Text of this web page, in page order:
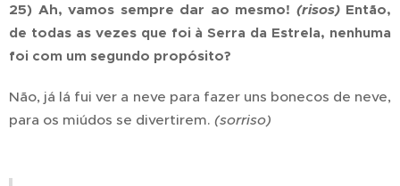
25) Ah, vamos sempre dar ao mesmo! (risos) Então,
de todas as vezes que foi à Serra da Estrela, nenhuma
foi com um segundo propósito?
Não, já lá fui ver a neve para fazer uns bonecos de neve,
para os miúdos se divertirem. (sorriso)